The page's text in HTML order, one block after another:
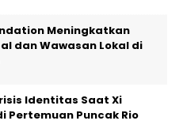
Meningkatkan
dan Wawasan Lokal di
Identitas Saat Xi
Pertemuan Puncak Rio